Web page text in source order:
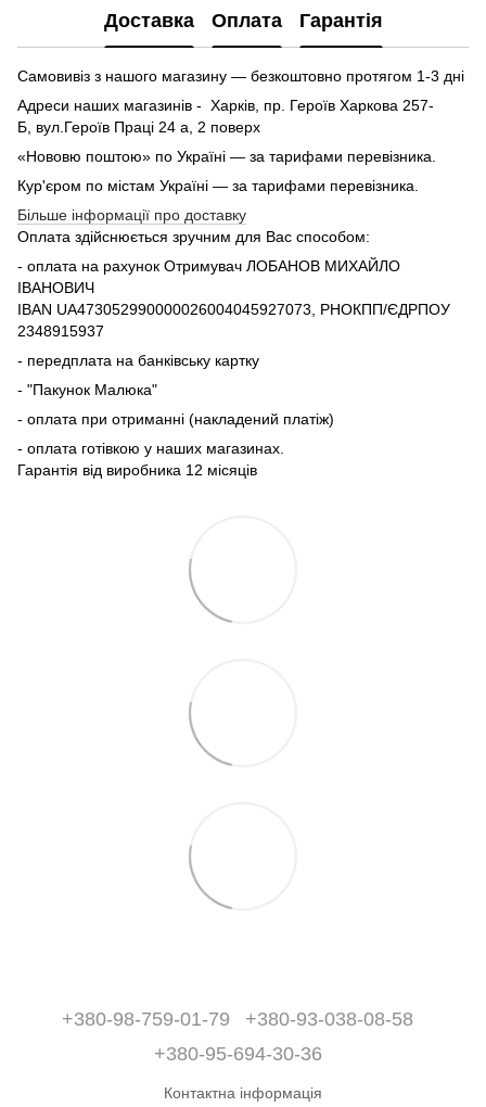
Доставка Оплата Гарантія
Самовивіз з нашого магазину — безкоштовно протягом 1-3 дні
Адреси наших магазинів - Харків, пр. Героїв Харкова 257-
Б, вул.Героїв Праці 24 а, 2 поверх
«Нововю поштою» по Україні — за тарифами перевізника.
Кур'єром по містам Україні — за тарифами перевізника.
Більше інформації про доставку
Оплата здійснюється зручним для Вас способом:
- оплата на рахунок Отримувач ЛОБАНОВ МИХАЙЛО
ІВАНОВИЧ
IBAN UA473052990000026004045927073, РНОКПП/ЄДРПОУ
2348915937
- передплата на банківську картку
- "Пакунок Малюка"
- оплата при отриманні (накладений платіж)
- оплата готівкою у наших магазинах.
Гарантія від виробника 12 місяців
+380-98-759-01-79
+380-93-038-08-58
+380-95-694-30-36
Контактна інформація